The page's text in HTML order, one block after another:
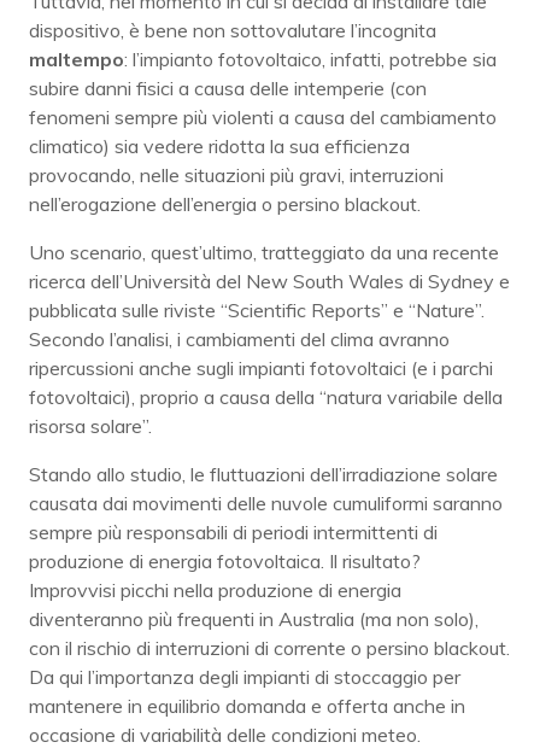
dispositivo, è bene non sottovalutare l’incognita
maltempo: l’impianto fotovoltaico, infatti, potrebbe sia
subire danni fisici a causa delle intemperie (con
fenomeni sempre più violenti a causa del cambiamento
climatico) sia vedere ridotta la sua efficienza
provocando, nelle situazioni più gravi, interruzioni
nell’erogazione dell’energia o persino blackout.
Uno scenario, quest’ultimo, tratteggiato da una recente
ricerca dell’Università del New South Wales di Sydney e
pubblicata sulle riviste “Scientific Reports” e “Nature”.
Secondo l’analisi, i cambiamenti del clima avranno
ripercussioni anche sugli impianti fotovoltaici (e i parchi
fotovoltaici), proprio a causa della “natura variabile della
risorsa solare”.
Stando allo studio, le fluttuazioni dell’irradiazione solare
causata dai movimenti delle nuvole cumuliformi saranno
sempre più responsabili di periodi intermittenti di
produzione di energia fotovoltaica. Il risultato?
Improvvisi picchi nella produzione di energia
diventeranno più frequenti in Australia (ma non solo),
con il rischio di interruzioni di corrente o persino blackout.
Da qui l’importanza degli impianti di stoccaggio per
mantenere in equilibrio domanda e offerta anche in
occasione di variabilità delle condizioni meteo.